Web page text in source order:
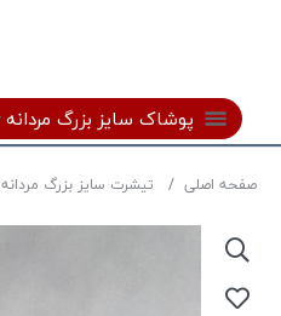
پوشاک سایز بزرگ مردانه
صفحه اصلی تیشرت سایز بزرگ مردانه